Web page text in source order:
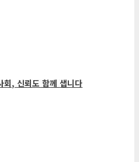
, 신뢰도 함께 샙니다